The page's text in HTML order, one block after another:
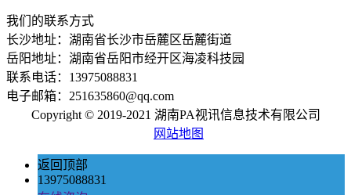
我们的联系方式
长沙地址：湖南省长沙市岳麓区岳麓街道
岳阳地址：湖南省岳阳市经开区海凌科技园
联系电话：13975088831
电子邮箱：251635860@qq.com
Copyright © 2019-2021 湖南PA视讯信息技术有限公司
网站地图
返回顶部
13975088831